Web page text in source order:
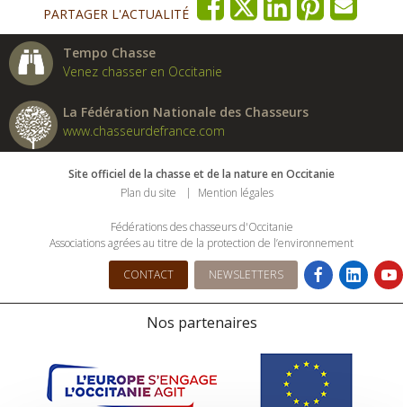
PARTAGER L'ACTUALITÉ
Tempo Chasse
Venez chasser en Occitanie
La Fédération Nationale des Chasseurs
www.chasseurdefrance.com
Site officiel de la chasse et de la nature en Occitanie
Plan du site
Mention légales
Fédérations des chasseurs d'Occitanie
Associations agrées au titre de la protection de l’environnement
CONTACT NEWSLETTERS
Nos partenaires